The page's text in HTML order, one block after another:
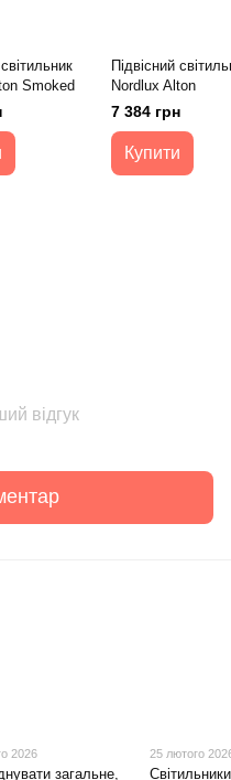
Smoked
Підвісний
Nordlux Alton
7 384 грн
Купити
відгук
2026
загальне,
25 лютого